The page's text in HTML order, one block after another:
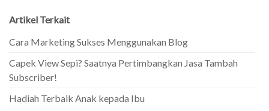
Artikel Terkait
Cara Marketing Sukses Menggunakan Blog
Capek View Sepi? Saatnya Pertimbangkan Jasa Tambah
Subscriber!
Hadiah Terbaik Anak kepada Ibu